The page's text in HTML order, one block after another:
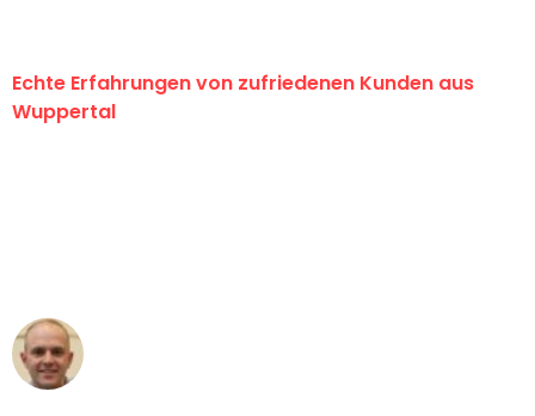
Echte Erfahrungen von zufriedenen Kunden aus
Wuppertal